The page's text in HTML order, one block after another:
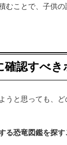
むことで、子供
認すべ
うと思っても、
る恐竜図鑑を探